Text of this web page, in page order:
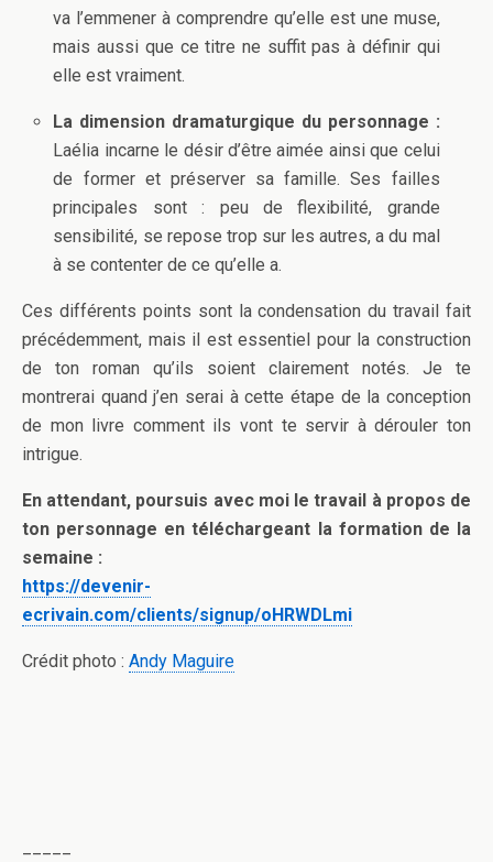
va l’emmener à comprendre qu’elle est une muse,
mais aussi que ce titre ne suffit pas à définir qui
elle est vraiment.
La dimension dramaturgique du personnage :
Laélia incarne le désir d’être aimée ainsi que celui
de former et préserver sa famille. Ses failles
principales sont : peu de flexibilité, grande
sensibilité, se repose trop sur les autres, a du mal
à se contenter de ce qu’elle a.
Ces différents points sont la condensation du travail fait
précédemment, mais il est essentiel pour la construction
de ton roman qu’ils soient clairement notés. Je te
montrerai quand j’en serai à cette étape de la conception
de mon livre comment ils vont te servir à dérouler ton
intrigue.
En attendant, poursuis avec moi le travail à propos de
ton personnage en téléchargeant la formation de la
semaine :
https://devenir-
ecrivain.com/clients/signup/oHRWDLmi
Crédit photo : Andy Maguire